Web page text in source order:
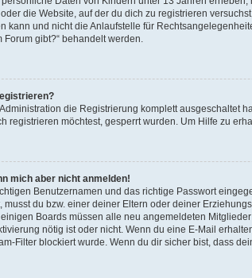
die Website, auf der du dich zu registrieren
kann und nicht die Anlaufstelle für
gibt?“ behandelt werden.
die Registrierung komplett ausgeschaltet
registrieren möchtest, gesperrt wurden. Um Hilfe zu
mich aber nicht anmelden!
Benutzernamen und das richtige Passwort
musst du bzw. einer deiner Eltern oder deiner
Boards müssen alle neu angemeldeten
nötig ist oder nicht. Wenn du eine E-Mail
Filter blockiert wurde. Wenn du dir sicher bist, dass